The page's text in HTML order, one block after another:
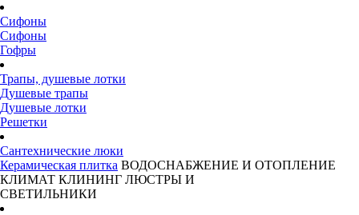
Сифоны
Сифоны
Гофры
Трапы, душевые лотки
Душевые трапы
Душевые лотки
Решетки
Сантехнические люки
Керамическая плитка ВОДОСНАБЖЕНИЕ И ОТОПЛЕНИЕ
КЛИМАТ КЛИНИНГ ЛЮСТРЫ И
СВЕТИЛЬНИКИ